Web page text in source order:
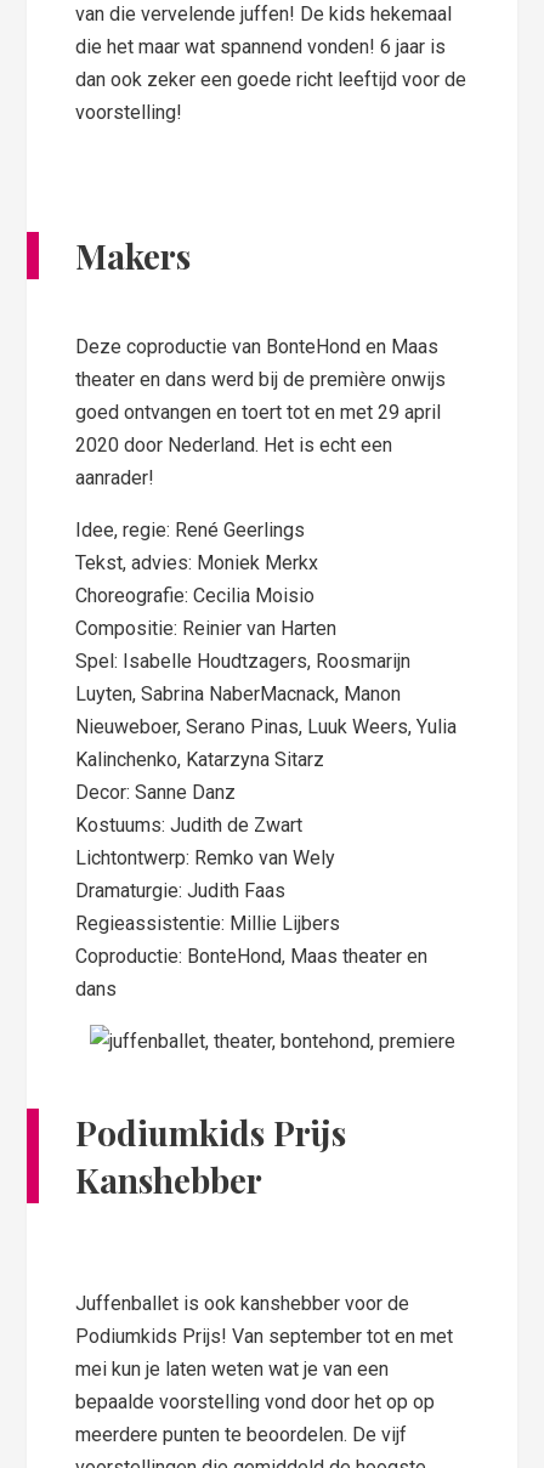
van die vervelende juffen! De kids hekemaal
die het maar wat spannend vonden! 6 jaar is
dan ook zeker een goede richt leeftijd voor de
voorstelling!
Makers
Deze coproductie van BonteHond en Maas
theater en dans werd bij de première onwijs
goed ontvangen en toert tot en met 29 april
2020 door Nederland. Het is echt een
aanrader!
Idee, regie: René Geerlings
Tekst, advies: Moniek Merkx
Choreografie: Cecilia Moisio
Compositie: Reinier van Harten
Spel: Isabelle Houdtzagers, Roosmarijn
Luyten, Sabrina NaberMacnack, Manon
Nieuweboer, Serano Pinas, Luuk Weers, Yulia
Kalinchenko, Katarzyna Sitarz
Decor: Sanne Danz
Kostuums: Judith de Zwart
Lichtontwerp: Remko van Wely
Dramaturgie: Judith Faas
Regieassistentie: Millie Lijbers
Coproductie: BonteHond, Maas theater en
dans
Podiumkids Prijs
Kanshebber
Juffenballet is ook kanshebber voor de
Podiumkids Prijs! Van september tot en met
mei kun je laten weten wat je van een
bepaalde voorstelling vond door het op op
meerdere punten te beoordelen. De vijf